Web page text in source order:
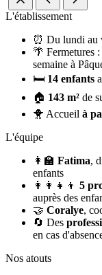
L'établissement
⏰ Du lundi au
🌴 Fermetures :
semaine à
🛏️ 14 enfants
🏠 143 m² de
🐥 Accueil à
L'équipe
👩‍🏫 Fatima,
enfants
👩‍👩‍👧‍👦 5
auprès des
🤝 Coralye,
🔄 Des
en cas
Nos atouts